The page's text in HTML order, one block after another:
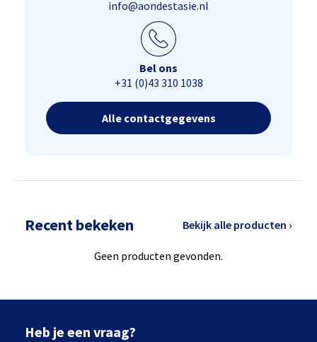
info@aondestasie.nl
Bel ons
+31 (0)43 310 1038
Alle contactgegevens
Recent bekeken Bekijk alle producten ›
Geen producten gevonden.
Heb je een vraag?